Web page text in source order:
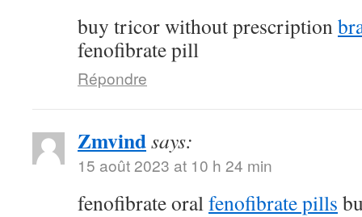
buy tricor without prescription
fenofibrate pill
Répondre
Zmvindsays:
15 août 2023 at 10 h 24 min
fenofibrate oralfenofibrate pills